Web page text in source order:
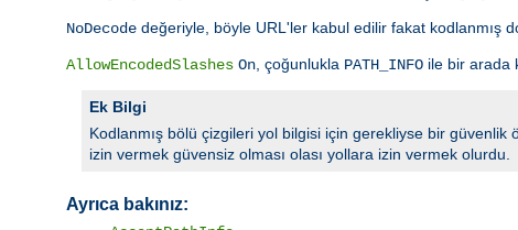
NoDecode değeriyle, böyle URL'ler kabul edilir fakat kodlanmış
AllowEncodedSlashes On , çoğunlukla PATH_INFO ile bir arada
Ek Bilgi
Kodlanmış bölü çizgileri yol bilgisi için gerekliyse bir güvenlik
izin vermek güvensiz olması olası yollara izin vermek olurdu.
Ayrıca bakınız: